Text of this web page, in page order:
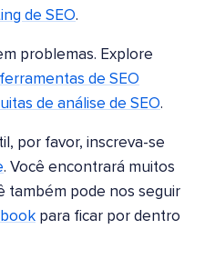
de SEO.
problemas. Explore
de SEO
de análise de SEO.
por favor, inscreva-se
. Você encontrará muitos
também pode nos seguir
para ficar por dentro